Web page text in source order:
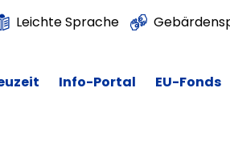
Leichte Sprache
Info-Portal EU-Fonds